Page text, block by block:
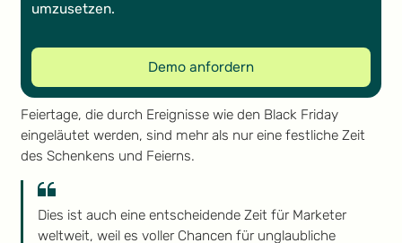
Feiertage, die durch Ereignisse wie den Black Friday
eingeläutet werden, sind mehr als nur eine festliche Zeit
des Schenkens und Feierns.
Dies ist auch eine entscheidende Zeit für Marketer
weltweit, weil es voller Chancen für unglaubliche
umzusetzen.
Demo anfordern
Demo anfordern